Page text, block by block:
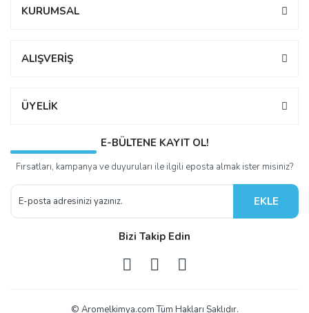
KURUMSAL
ALIŞVERİŞ
ÜYELİK
E-BÜLTENE KAYIT OL!
Fırsatları, kampanya ve duyuruları ile ilgili eposta almak ister misiniz?
EKLE
Bizi Takip Edin
© Aromelkimya.com Tüm Hakları Saklıdır.